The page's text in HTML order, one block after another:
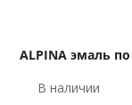
ALPINA эмаль
В наличии